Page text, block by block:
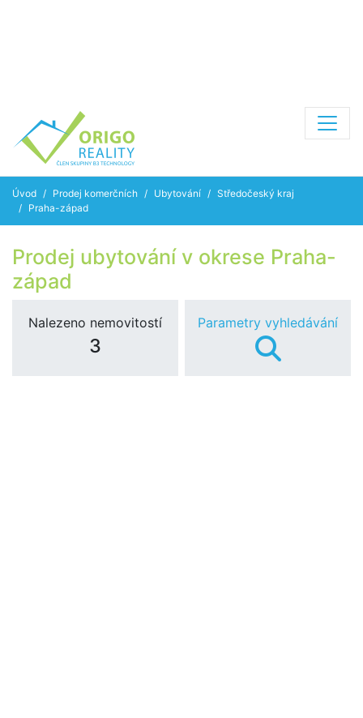
Úvod Prodej komerčních Ubytování
Středočeský kraj
Praha-západ
Prodej ubytování v okrese Praha-
západ
Nalezeno nemovitostí
3
Parametry vyhledávání